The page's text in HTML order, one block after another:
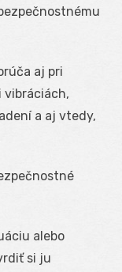
aj pri
vibráciách,
a aj vtedy,
alebo
si ju